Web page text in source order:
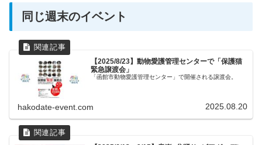
同じ週末のイベント
【2025/8/23】動物愛護管理センターで「保護猫
緊急譲渡会」
「函館市動物愛護管理センター」で開催される譲渡会。
hakodate-event.com 2025.08.20